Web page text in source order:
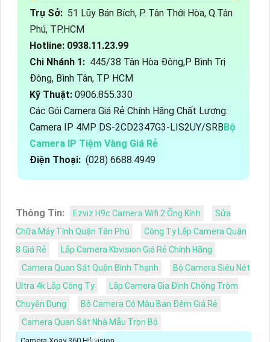
Trụ Sở: 51 Lũy Bán Bích, P. Tân Thới Hòa, Q.Tân
Phú, TP.HCM
Hotline: 0938.11.23.99
Chi Nhánh 1: 445/38 Tân Hòa Đông,P Bình Trị
Đông, Bình Tân, TP HCM
Kỹ Thuật: 0906.855.330
Các Gói Camera Giá Rẻ Chính Hãng Chất Lượng:
Camera IP 4MP DS-2CD2347G3-LIS2UY/SRBBộ
Camera IP Tiệm Vàng Giá Rẻ
Điện Thoại: (028) 6688.4949
Thông Tin: Ezviz H9c Camera Wifi 2 Ống Kính
Sửa
Chữa Máy Tính Quận Tân Phú
Công Ty Lắp Camera Quận
8 Giá Rẻ
Lắp Camera Kbvision Giá Rẻ Chính Hãng
Camera Quan Sát Quận Bình Thạnh
Bộ Camera Siêu Nét
Ultra 4k Lắp Công Ty
Lắp Camera Gia Đình Chống Trộm
Chuyên Dụng
Bộ Camera Có Màu Ban Đêm Giá Rẻ
Camera Quan Sát Nhà Mẫu Trọn Bộ